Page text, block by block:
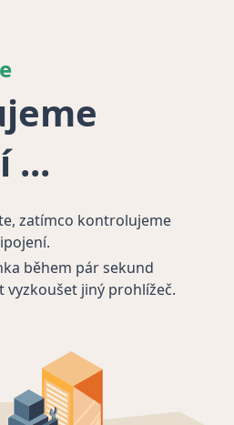
zatímco kontrolujeme
během pár sekund
vyzkoušet jiný prohlížeč.